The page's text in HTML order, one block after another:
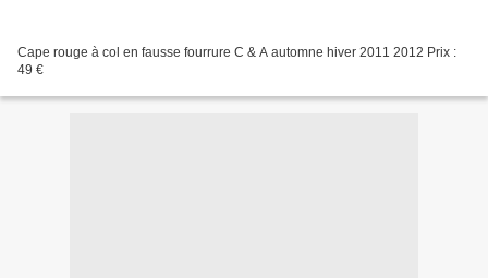
Cape rouge à col en fausse fourrure C & A automne hiver 2011 2012 Prix :
49 €